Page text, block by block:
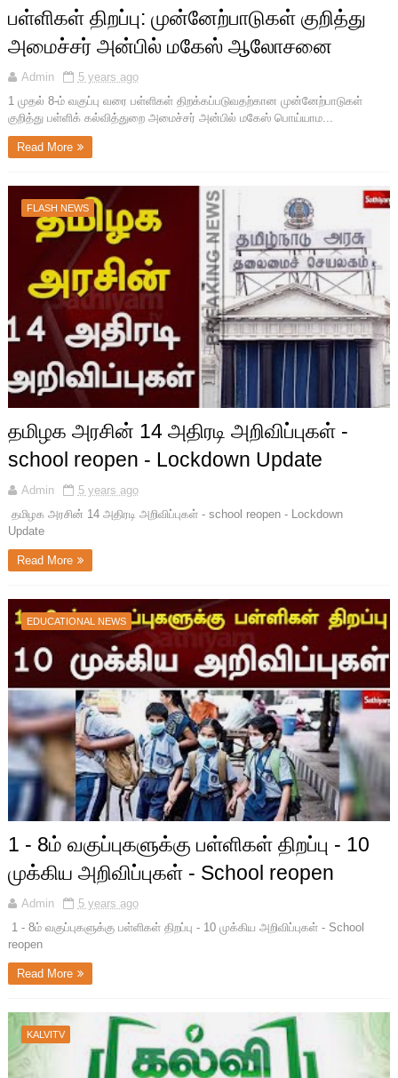
பள்ளிகள் திறப்பு: முன்னேற்பாடுகள் குறித்து
அமைச்சர் அன்பில் மகேஸ் ஆலோசனை
Admin
5 years ago
1 முதல் 8-ம் வகுப்பு வரை பள்ளிகள் திறக்கப்படுவதற்கான முன்னேற்பாடுகள்
குறித்து பள்ளிக் கல்வித்துறை அமைச்சர் அன்பில் மகேஸ் பொய்யாம...
Read More
FLASH NEWS
தமிழக அரசின் 14 அதிரடி அறிவிப்புகள் -
school reopen - Lockdown Update
Admin
5 years ago
தமிழக அரசின் 14 அதிரடி அறிவிப்புகள் - school reopen - Lockdown
Update
Read More
EDUCATIONAL NEWS
1 - 8ம் வகுப்புகளுக்கு பள்ளிகள் திறப்பு - 10
முக்கிய அறிவிப்புகள் - School reopen
Admin
5 years ago
1 - 8ம் வகுப்புகளுக்கு பள்ளிகள் திறப்பு - 10 முக்கிய அறிவிப்புகள் - School
reopen
Read More
KALVITV